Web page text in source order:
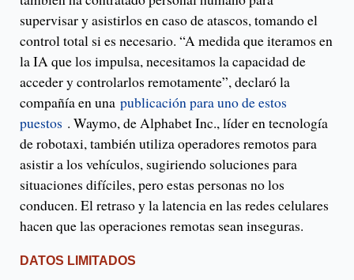
supervisar y asistirlos en caso de atascos, tomando el
control total si es necesario. “A medida que iteramos en
la IA que los impulsa, necesitamos la capacidad de
acceder y controlarlos remotamente”, declaró la
compañía en una publicación para uno de estos
puestos . Waymo, de Alphabet Inc., líder en tecnología
de robotaxi, también utiliza operadores remotos para
asistir a los vehículos, sugiriendo soluciones para
situaciones difíciles, pero estas personas no los
conducen. El retraso y la latencia en las redes celulares
hacen que las operaciones remotas sean inseguras.
DATOS LIMITADOS